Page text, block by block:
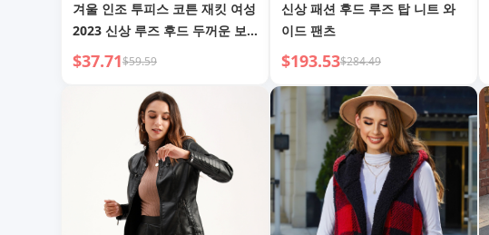
겨울 인조 투피스 코튼 재킷 여성
2023 신상 루즈 후드 두꺼운 보
온 빵 재킷 코튼 의류
$37.71$59.59
신상 패션 후드 루즈 탑 니트 와
이드 팬츠
$193.53$284.49